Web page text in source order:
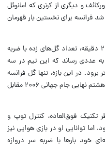
و دیگری از کرنری که امانوئل
فرانسه برای نخستین بار قهرمان
نکته جالب اینکه زیدان تنها در عرض ۲۰ دقیقه، تعداد گل‌های زده با ضربه
عددی رساند که این تیم در سه
در این بازه، تنها گل فرانسه
با ضربه سر را پاتریک ویرا در مرحله یک‌هشتم نهایی جام جهانی ۲۰۰۶ مقابل
تکنیک فوق‌العاده، کنترل توپ و
توانایی او در بازی هوایی نیز
خود بارها با ضربه سر دروازه